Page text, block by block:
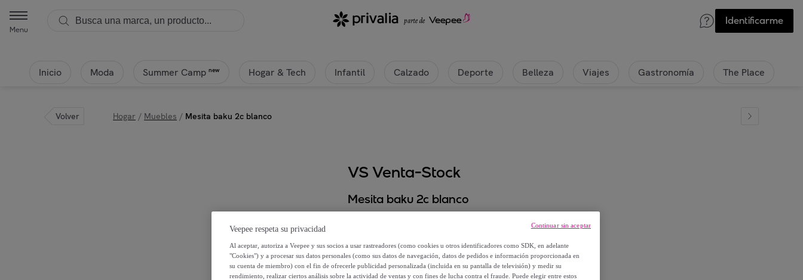
Menu
Identificarme
Inicio Moda Summer Camp new Hogar & Tech Infantil Calzado Deporte Belleza Viajes Gastronomía The Place
Volver Hogar / Muebles / Mesita baku 2c blanco
VS Venta-Stock
Mesita baku 2c blanco
113,98 €
47
Veepee respeta su privacidad
Al aceptar, autoriza a Veepee y sus socios a usar rastreadores (como cookies u otros identificadores como SDK, en adelante
"Cookies") y a procesar sus datos personales (como sus datos de navegación, datos de pedidos e información proporcionada en
su cuenta de miembro) con el fin de ofrecerle publicidad personalizada (incluida en su pantalla de televisión) y medir su
rendimiento, realizar ciertos análisis sobre la actividad de ventas y con fines de lucha contra el fraude. Puede elegir entre estos
Continuar sin aceptar